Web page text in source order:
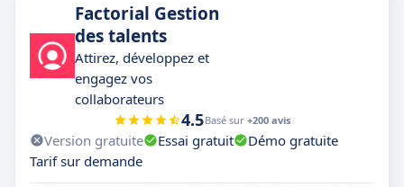
Factorial Gestion
des talents
Attirez, développez et
engagez vos
collaborateurs
4.5Basé sur +200 avis
Version gratuite Essai gratuit
Démo gratuite
Tarif sur demande